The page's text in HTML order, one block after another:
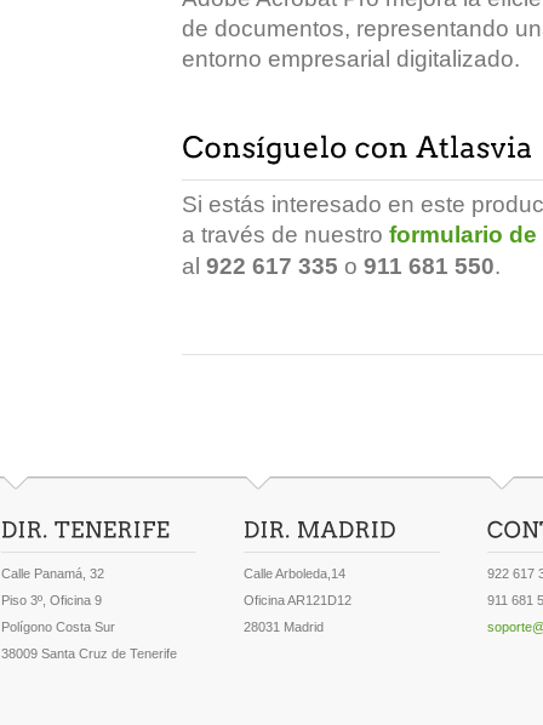
de documentos, representando
entorno empresarial digitalizado.
Si estás interesado en este
a través de nuestro formulario
al 922 617 335 o 911 681 550.
Calle Panamá, 32
Piso 3º, Oficina 9
Polígono Costa Sur
38009 Santa Cruz de Tenerife
Calle Arboleda,14
Oficina AR121D12
28031 Madrid
922 617
911 681